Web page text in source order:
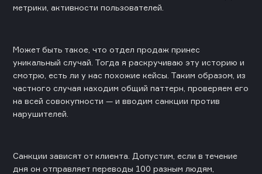
метрики, активности пользователей.
Может быть такое, что отдел продаж принес
уникальный случай. Тогда я раскручиваю эту историю и
смотрю, есть ли у нас похожие кейсы. Таким образом, из
частного случая находим общий паттерн, проверяем его
на всей совокупности — и вводим санкции против
нарушителей.
Санкции зависят от клиента. Допустим, если в течение
дня он отправляет переводы 100 разным людям,